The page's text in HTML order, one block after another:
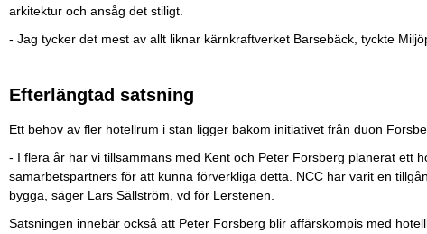
arkitektur och ansåg det stiligt.
- Jag tycker det mest av allt liknar kärnkraftverket Barsebäck, tyckte
Efterlängtad satsning
Ett behov av fler hotellrum i stan ligger bakom initiativet från duon
- I flera år har vi tillsammans med Kent och Peter Forsberg planerat ett
samarbetspartners för att kunna förverkliga detta. NCC har varit en
bygga, säger Lars Sällström, vd för Lerstenen.
Satsningen innebär också att Peter Forsberg blir affärskompis med